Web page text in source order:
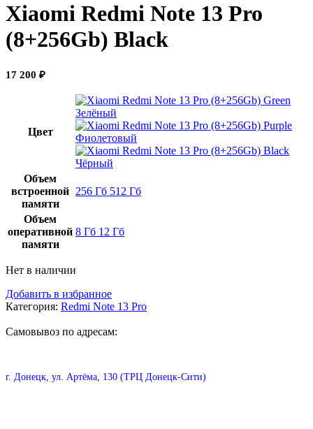
Xiaomi Redmi Note 13 Pro
(8+256Gb) Black
17 200 ₽
Цвет
Зелёный
Фиолетовый
Чёрный
Объем
встроенной
памяти
256 Гб 512 Гб
Объем
оперативной
памяти
8 Гб 12 Гб
Нет в наличии
Добавить в избранное
Категория: Redmi Note 13 Pro
Самовывоз по адресам:
г. Донецк, ул. Артёма, 130 (ТРЦ Донецк-Сити)